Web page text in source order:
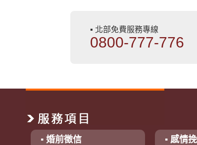
▪ 北部免費服務專線
0800-777-776
▪ 婚前徵信 ▪ 感情